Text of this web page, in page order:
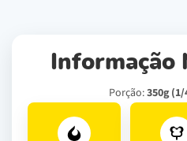
Informação
Porção:350g